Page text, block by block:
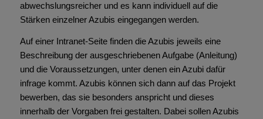
abwechslungsreicher und es kann individuell auf die
Stärken einzelner Azubis eingegangen werden.
Auf einer Intranet-Seite finden die Azubis jeweils eine
Beschreibung der ausgeschriebenen Aufgabe (Anleitung)
und die Voraussetzungen, unter denen ein Azubi dafür
infrage kommt. Azubis können sich dann auf das Projekt
bewerben, das sie besonders anspricht und dieses
innerhalb der Vorgaben frei gestalten. Dabei sollen Azubis